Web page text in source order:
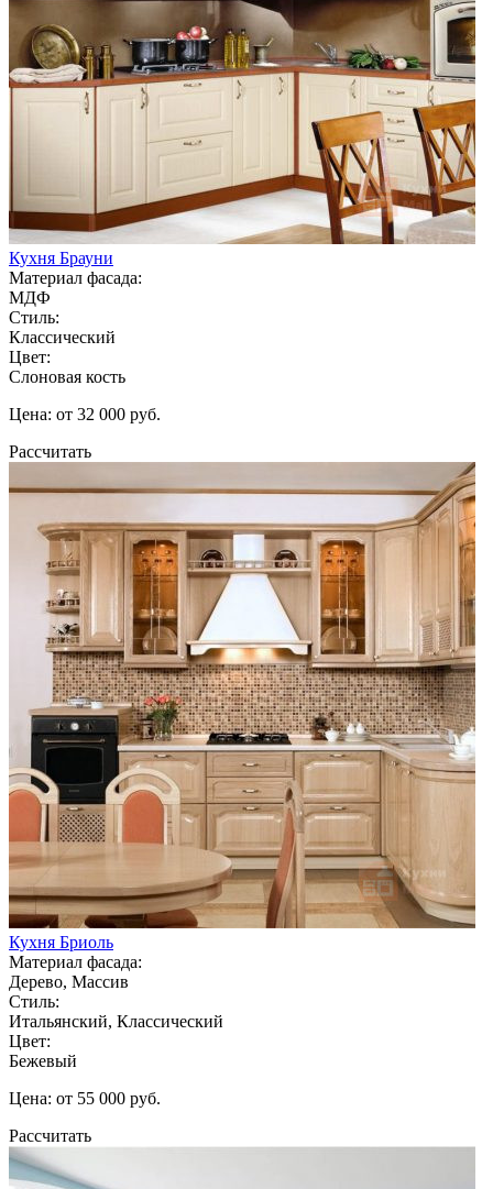
Кухня Брауни
Материал фасада:
МДФ
Стиль:
Классический
Цвет:
Слоновая кость
Цена: от 32 000 руб.
Рассчитать
Кухня Бриоль
Материал фасада:
Дерево, Массив
Стиль:
Итальянский, Классический
Цвет:
Бежевый
Цена: от 55 000 руб.
Рассчитать